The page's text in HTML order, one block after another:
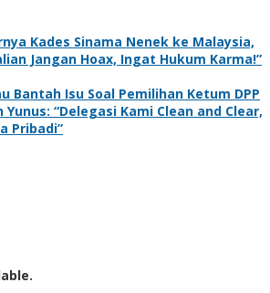
Kades Sinama Nenek ke Malaysia,
Jangan Hoax, Ingat Hukum Karma!”
Bantah Isu Soal Pemilihan Ketum DPP
“Delegasi Kami Clean and Clear,
Pribadi”